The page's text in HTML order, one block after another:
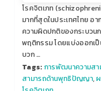
โรคจิตเภท
มากที่สุดในประเทศไทย อ
ความผิดปกติของกระบว
พฤติกรรม โดยแบ่งออกเ
บวก …
Tags: การพัฒนาความส
สามารถด้านพุทธิปัญญา,